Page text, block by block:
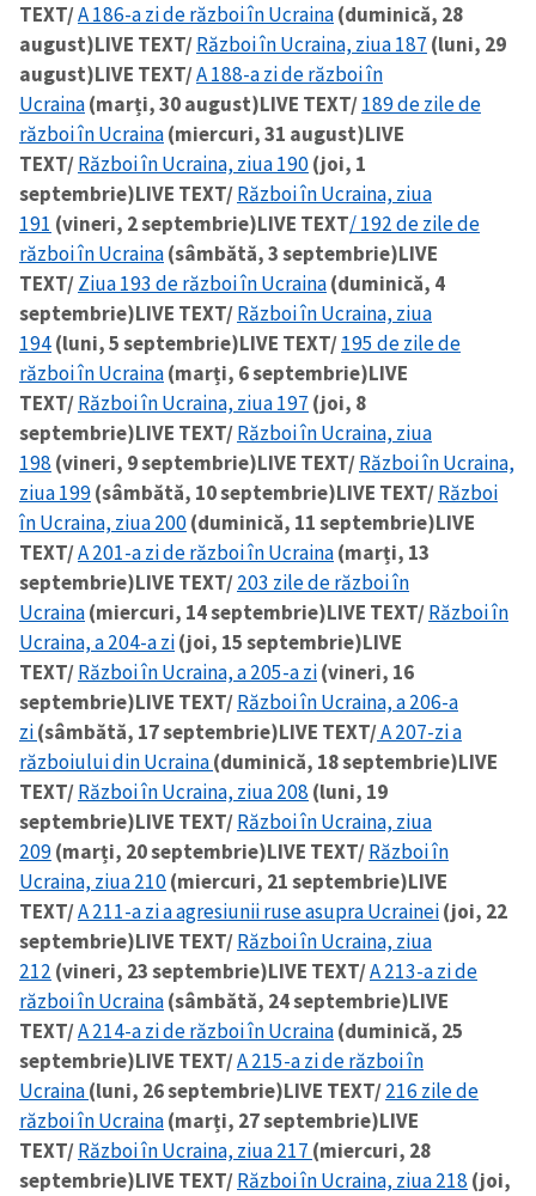
TEXT/A 186-a zi de război în Ucraina(duminică, 28
august)LIVE TEXT/Război în Ucraina, ziua 187 (luni, 29
august)LIVE TEXT/A 188-a zi de război în
Ucraina(marți, 30 august)LIVE TEXT/189 de zile de
război în Ucraina(miercuri, 31 august)LIVE
TEXT/Război în Ucraina, ziua 190(joi, 1
septembrie)LIVE TEXT/Război în Ucraina, ziua
191 (vineri, 2 septembrie)LIVE TEXT/ 192 de zile de
război în Ucraina(sâmbătă, 3 septembrie)LIVE
TEXT/Ziua 193 de război în Ucraina(duminică, 4
septembrie)LIVE TEXT/Război în Ucraina, ziua
194(luni, 5 septembrie)LIVE TEXT/195 de zile de
război în Ucraina(marți, 6 septembrie)LIVE
TEXT/Război în Ucraina, ziua 197 (joi, 8
septembrie)LIVE TEXT/Război în Ucraina, ziua
198 (vineri, 9 septembrie)LIVE TEXT/Război în Ucraina,
ziua 199(sâmbătă, 10 septembrie)LIVE TEXT/Război
în Ucraina, ziua 200(duminică, 11 septembrie)LIVE
TEXT/A 201-a zi de război în Ucraina(marți, 13
septembrie)LIVE TEXT/203 zile de război în
Ucraina(miercuri, 14 septembrie)LIVE TEXT/Război în
Ucraina, a 204-a zi(joi, 15 septembrie)LIVE
TEXT/Război în Ucraina, a 205-a zi(vineri, 16
septembrie)LIVE TEXT/Război în Ucraina, a 206-a
zi(sâmbătă, 17 septembrie)LIVE TEXT/A 207-zi a
războiului din Ucraina(duminică, 18 septembrie)LIVE
TEXT/Război în Ucraina, ziua 208 (luni, 19
septembrie)LIVE TEXT/Război în Ucraina, ziua
209(marți, 20 septembrie)LIVE TEXT/Război în
Ucraina, ziua 210(miercuri, 21 septembrie)LIVE
TEXT/A 211-a zi a agresiunii ruse asupra Ucrainei(joi, 22
septembrie)LIVE TEXT/Război în Ucraina, ziua
212 (vineri, 23 septembrie)LIVE TEXT/A 213-a zi de
război în Ucraina(sâmbătă, 24 septembrie)LIVE
TEXT/A 214-a zi de război în Ucraina(duminică, 25
septembrie)LIVE TEXT/A 215-a zi de război în
Ucraina(luni, 26 septembrie)LIVE TEXT/216 zile de
război în Ucraina(marți, 27 septembrie)LIVE
TEXT/Război în Ucraina, ziua 217 (miercuri, 28
septembrie)LIVE TEXT/Război în Ucraina, ziua 218 (joi,